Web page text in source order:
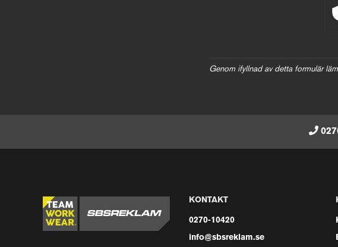
Genom ifyllnad av detta formulär
KONTAKT
0270-10420
info@sbsreklam.se